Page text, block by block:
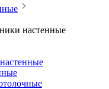
настенные